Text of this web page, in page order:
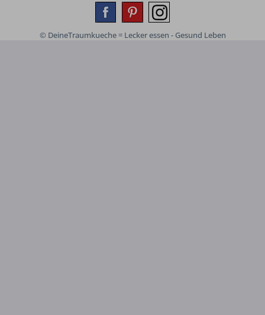
© DeineTraumkueche = Lecker essen - Gesund Leben